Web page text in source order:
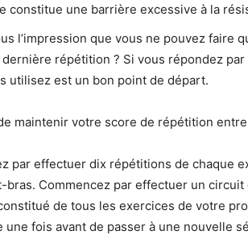
constitue une barrière excessive à la
l’impression que vous ne pouvez faire
répétition ? Si vous répondez
utilisez est un bon point de départ.
maintenir votre score de répétition entre
par effectuer dix répétitions de chaque
bras. Commencez par effectuer un
de tous les exercices de votre
une fois avant de passer à une nouvelle